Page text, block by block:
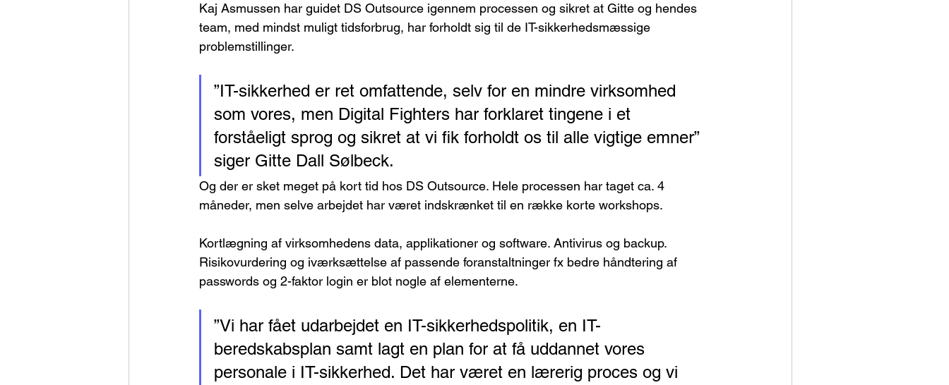
Kaj Asmussen har guidet DS Outsource igennem processen og sikret at Gitte og hendes
team, med mindst muligt tidsforbrug, har forholdt sig til de IT-sikkerhedsmæssige
problemstillinger.
”IT-sikkerhed er ret omfattende, selv for en mindre virksomhed
som vores, men Digital Fighters har forklaret tingene i et
forståeligt sprog og sikret at vi fik forholdt os til alle vigtige emner”
siger Gitte Dall Sølbeck.
Og der er sket meget på kort tid hos DS Outsource. Hele processen har taget ca. 4
måneder, men selve arbejdet har været indskrænket til en række korte workshops.
Kortlægning af virksomhedens data, applikationer og software. Antivirus og backup.
Risikovurdering og iværksættelse af passende foranstaltninger fx bedre håndtering af
passwords og 2-faktor login er blot nogle af elementerne.
”Vi har fået udarbejdet en IT-sikkerhedspolitik, en IT-
beredskabsplan samt lagt en plan for at få uddannet vores
personale i IT-sikkerhed. Det har været en lærerig proces og vi